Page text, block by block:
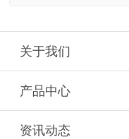
关于我们
产品中心
资讯动态